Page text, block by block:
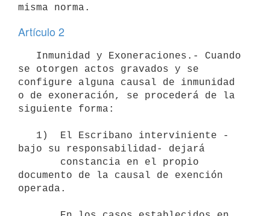
Artículo 2
se otorgen actos gravados y se
configure alguna causal de inmunidad
o de exoneración, se procederá de la
siguiente forma:
bajo su responsabilidad- dejará
documento de la causal de exención
operada.